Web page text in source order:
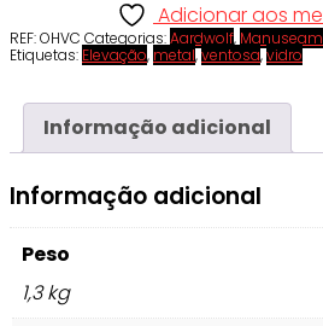
Adicionar aos
REF:OHVC Categorias:Aardwolf,
Etiquetas: Elevação, metal,ventosa,vidro
Informação adicional
Informação adicional
Peso
1,3 kg